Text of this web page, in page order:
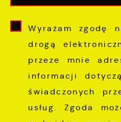
Wyrażam zgodę
drogą
przeze mnie
informacji
świadczonych
usług. Zgoda